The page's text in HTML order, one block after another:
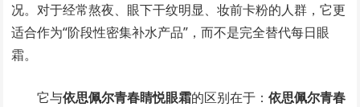
况。对于经常熬夜、眼下干纹明显、妆前卡粉的人群，它更
适合作为“阶段性密集补水产品”，而不是完全替代每日眼
霜。
它与依思佩尔青春睛悦眼霜的区别在于：依思佩尔青春